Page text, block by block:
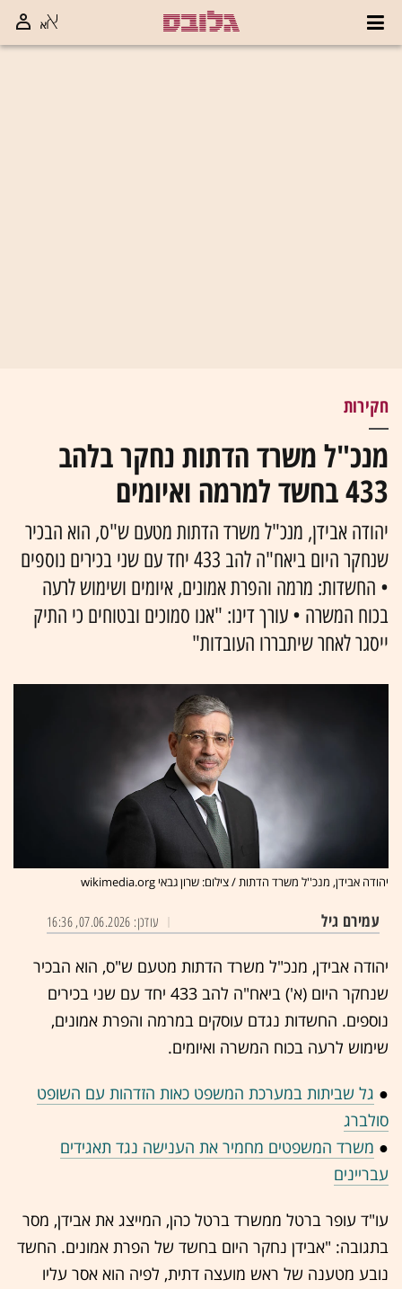
חקירות
מנכ"ל משרד הדתות נחקר בלהב
433 בחשד למרמה ואיומים
יהודה אבידן, מנכ"ל משרד הדתות מטעם ש"ס, הוא הבכיר
שנחקר היום ביאח"ה להב 433 יחד עם שני בכירים נוספים
• החשדות: מרמה והפרת אמונים, איומים ושימוש לרעה
בכוח המשרה • עורך דינו: "אנו סמוכים ובטוחים כי התיק
ייסגר לאחר שיתבררו העובדות"
יהודה אבידן, מנכ''ל משרד הדתות / צילום: שרון גבאי wikimedia.org
עמירם גיל עודכן: 07.06.2026, 16:36
יהודה אבידן, מנכ"ל משרד הדתות מטעם ש"ס, הוא הבכיר
שנחקר היום (א') ביאח"ה להב 433 יחד עם שני בכירים
נוספים. החשדות נגדם עוסקים במרמה והפרת אמונים,
שימוש לרעה בכוח המשרה ואיומים.
● גל שביתות במערכת המשפט כאות הזדהות עם השופט
סולברג
● משרד המשפטים מחמיר את הענישה נגד תאגידים
עבריינים
עו"ד עופר ברטל ממשרד ברטל כהן, המייצג את אבידן, מסר
בתגובה: "אבידן נחקר היום בחשד של הפרת אמונים. החשד
נובע מטענה של ראש מועצה דתית, לפיה הוא אסר עליו